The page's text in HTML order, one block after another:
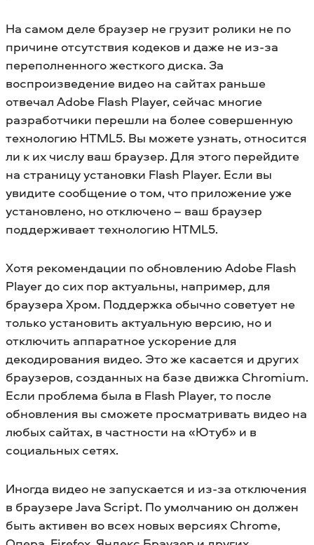
На самом деле браузер не грузит ролики не по
причине отсутствия кодеков и даже не из-за
переполненного жесткого диска. За
воспроизведение видео на сайтах раньше
отвечал Adobe Flash Player, сейчас многие
разработчики перешли на более совершенную
технологию HTML5. Вы можете узнать, относится
ли к их числу ваш браузер. Для этого перейдите
на страницу установки Flash Player. Если вы
увидите сообщение о том, что приложение уже
установлено, но отключено – ваш браузер
поддерживает технологию HTML5.
Хотя рекомендации по обновлению Adobe Flash
Player до сих пор актуальны, например, для
браузера Хром. Поддержка обычно советует не
только установить актуальную версию, но и
отключить аппаратное ускорение для
декодирования видео. Это же касается и других
браузеров, созданных на базе движка Chromium.
Если проблема была в Flash Player, то после
обновления вы сможете просматривать видео на
любых сайтах, в частности на «Ютуб» и в
социальных сетях.
Иногда видео не запускается и из-за отключения
в браузере Java Script. По умолчанию он должен
быть активен во всех новых версиях Chrome,